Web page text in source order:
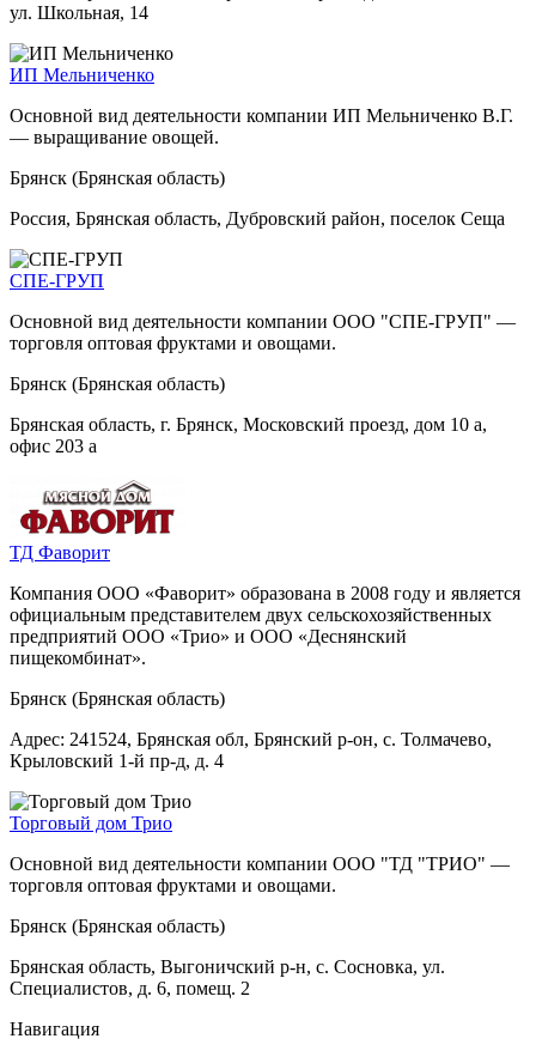
ул. Школьная, 14
ИП Мельниченко
Основной вид деятельности компании ИП Мельниченко В.Г.
— выращивание овощей.
Брянск (Брянская область)
Россия, Брянская область, Дубровский район, поселок Сеща
СПЕ-ГРУП
Основной вид деятельности компании ООО "СПЕ-ГРУП" —
торговля оптовая фруктами и овощами.
Брянск (Брянская область)
Брянская область, г. Брянск, Московский проезд, дом 10 а,
офис 203 а
ТД Фаворит
Компания ООО «Фаворит» образована в 2008 году и является
официальным представителем двух сельскохозяйственных
предприятий ООО «Трио» и ООО «Деснянский
пищекомбинат».
Брянск (Брянская область)
Адрес: 241524, Брянская обл, Брянский р-он, с. Толмачево,
Крыловский 1-й пр-д, д. 4
Торговый дом Трио
Основной вид деятельности компании ООО "ТД "ТРИО" —
торговля оптовая фруктами и овощами.
Брянск (Брянская область)
Брянская область, Выгоничский р-н, с. Сосновка, ул.
Специалистов, д. 6, помещ. 2
Навигация